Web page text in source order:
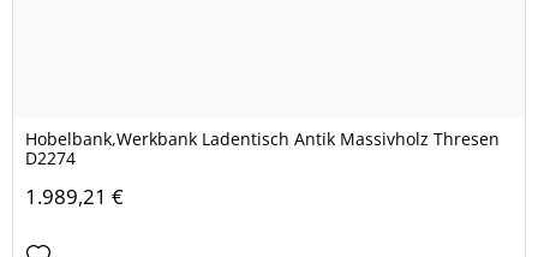
Hobelbank,Werkbank Ladentisch Antik Massivholz Thresen
D2274
1.989,21 €